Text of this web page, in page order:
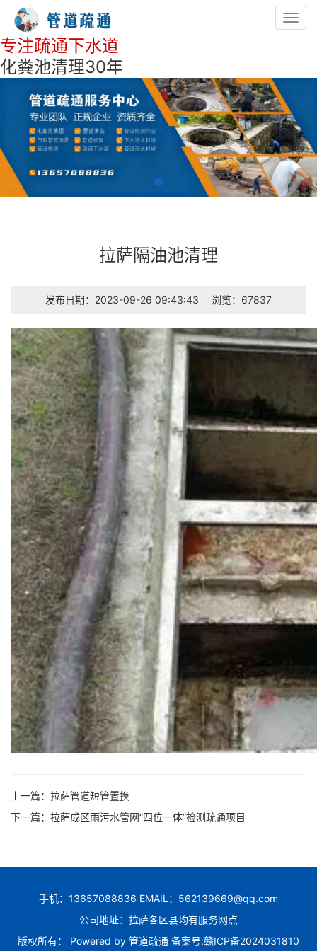
专注疏通下水道
化粪池清理30年
拉萨隔油池清理
发布日期：2023-09-26 09:43:43 浏览：67837
上一篇： 拉萨管道短管置换
下一篇： 拉萨成区雨污水管网“四位一体”检测疏通项目
手机：13657088836 EMAIL：562139669@qq.com
公司地址：拉萨各区县均有服务网点
版权所有： Powered by 管道疏通 备案号:赣ICP备2024031810